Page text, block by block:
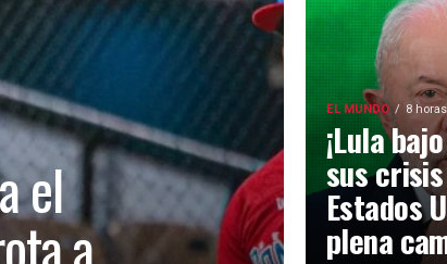
el
a
EL MUNDO 8
¡Lula
sus
Estados
plena